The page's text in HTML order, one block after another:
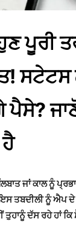
ਪੂਰੀ
ਹੈ
ਜਾਂ ਕਾਲ ਨੂੰ
ਤਬਦੀਲੀ ਨੂੰ ਐਪ
ਤੁਹਾਨੂੰ ਦੱਸ ਰਹੇ ਹਾਂ